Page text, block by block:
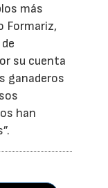
más
Formariz,
su cuenta
ganaderos
han